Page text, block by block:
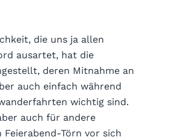
die uns ja allen
ausartet, hat die
deren Mitnahme an
auch einfach während
wichtig sind.
auch für andere
Törn vor sich